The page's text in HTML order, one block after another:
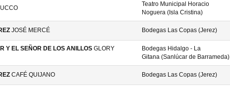
Teatro Municipal Horacio
Noguera (Isla Cristina)
JOSÉ MERCÉ Bodegas Las Copas (Jerez)
Y EL SEÑOR DE LOS ANILLOS GLORY
Bodegas Hidalgo - La
Gitana (Sanlúcar de Barrameda)
CAFÉ QUIJANO Bodegas Las Copas (Jerez)